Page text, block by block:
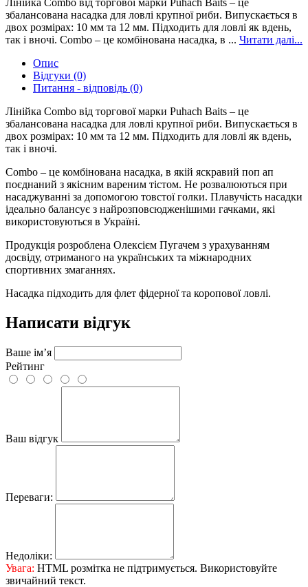
збалансована насадка для ловлі крупної риби. Випускається в
двох розмірах: 10 мм та 12 мм. Підходить для ловлі як вдень,
так і вночі. Combo – це комбінована насадка, в ... Читати далі...
Опис
Відгуки (0)
Питання - відповідь (0)
Лінійка Combo від торгової марки Puhach Baits – це
збалансована насадка для ловлі крупної риби. Випускається в
двох розмірах: 10 мм та 12 мм. Підходить для ловлі як вдень,
так і вночі.
Combo – це комбінована насадка, в якій яскравий поп ап
поєднаний з якісним вареним тістом. Не розвалюються при
насаджуванні за допомогою товстої голки. Плавучість насадки
ідеально балансує з найрозповсюдженішими гачками, які
використовуються в Україні.
Продукція розроблена Олексієм Пугачем з урахуванням
досвіду, отриманого на українських та міжнародних
спортивних змаганнях.
Насадка підходить для флет фідерної та коропової ловлі.
Написати відгук
Ваше ім’я
Рейтинг
Ваш відгук
Переваги:
Недоліки:
Увага: HTML розмітка не підтримується. Використовуйте
звичайний текст.